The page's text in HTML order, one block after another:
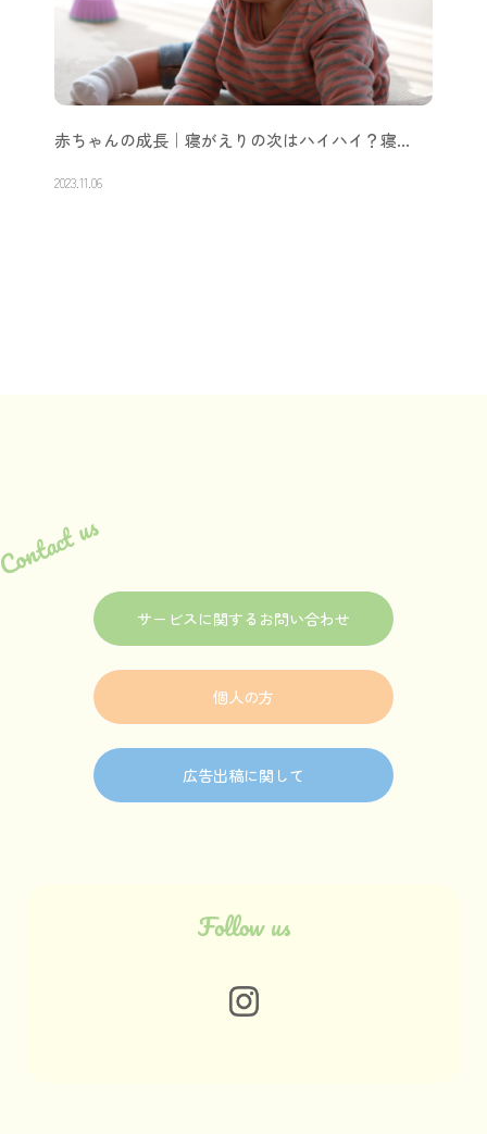
赤ちゃんの成長｜寝がえりの次はハイハイ？寝…
2023.11.06
us
サービスに関するお問い合わせ
個人の方
広告出稿に関して
Follow us